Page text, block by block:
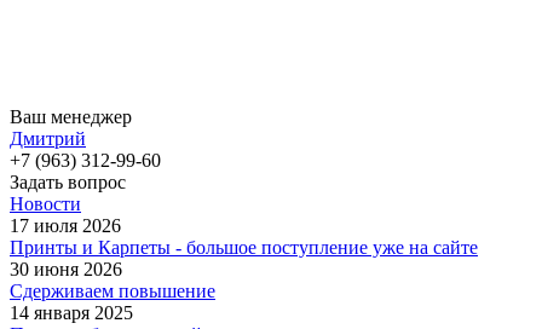
Ваш менеджер
Дмитрий
+7 (963) 312-99-60
Задать вопрос
Новости
17 июля 2026
Принты и Карпеты - большое поступление уже на сайте
30 июня 2026
Сдерживаем повышение
14 января 2025